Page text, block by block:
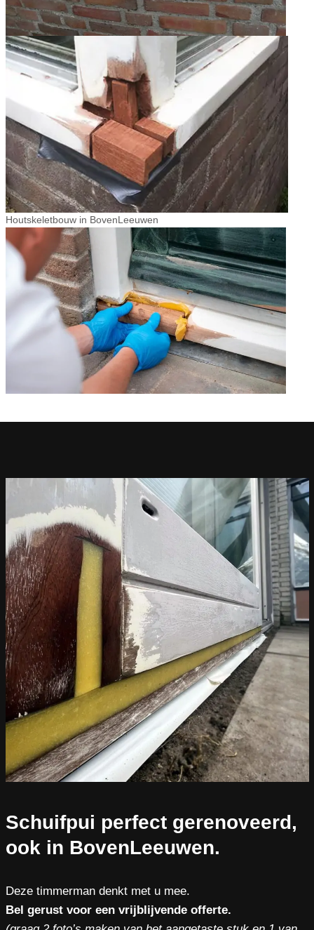
Houtskeletbouw in BovenLeeuwen
Schuifpui perfect gerenoveerd,
ook in BovenLeeuwen.
Deze timmerman denkt met u mee.
Bel gerust voor een vrijblijvende offerte.